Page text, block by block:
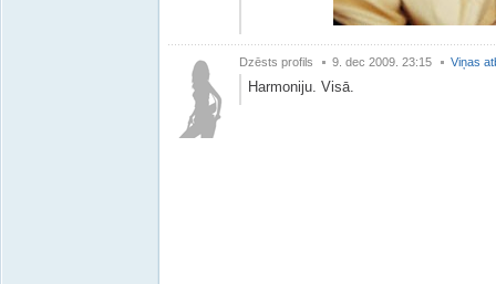
Dzēsts profils 9. dec 2009. 23:15 Viņas
Harmoniju. Visā.